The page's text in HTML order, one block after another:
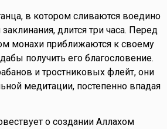
в котором сливаются воедино
длится три часа. Перед
монахи приближаются к своему
получить его благословение.
и тростниковых флейт, они
медитации, постепенно впадая
о создании Аллахом